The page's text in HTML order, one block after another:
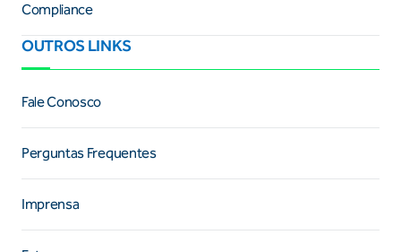
Compliance
OUTROS LINKS
Fale Conosco
Perguntas Frequentes
Imprensa